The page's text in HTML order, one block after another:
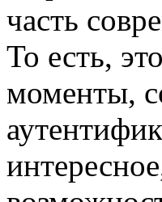
часть
То есть,
моменты,